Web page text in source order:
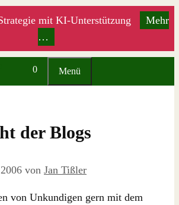
mit KI-Unterstützung
Mehr
…
0 Menü
der Blogs
von Jan Tißler
von Unkundigen gern mit dem